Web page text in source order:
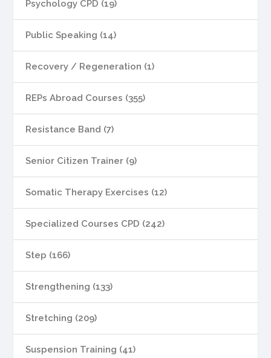
Psychology CPD (19)
Public Speaking (14)
Recovery / Regeneration (1)
REPs Abroad Courses (355)
Resistance Band (7)
Senior Citizen Trainer (9)
Somatic Therapy Exercises (12)
Specialized Courses CPD (242)
Step (166)
Strengthening (133)
Stretching (209)
Suspension Training (41)